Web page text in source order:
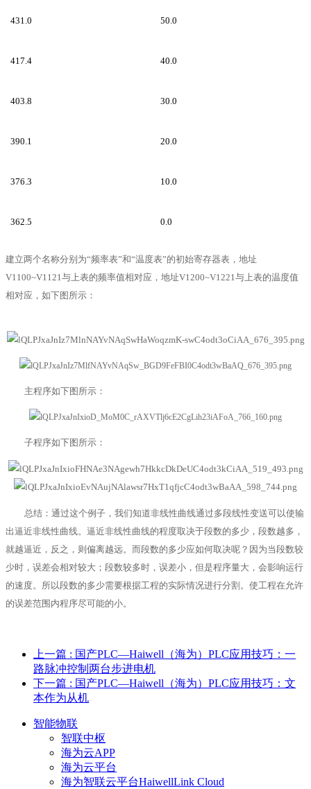
431.0 50.0
417.4 40.0
403.8 30.0
390.1 20.0
376.3 10.0
362.5 0.0
建立两个名称分别为“频率表”和“温度表”的初始寄存器表，地址
V1100~V1121与上表的频率值相对应，地址V1200~V1221与上表的温度值
相对应，如下图所示：
主程序如下图所示：
子程序如下图所示：
总结：通过这个例子，我们知道非线性曲线通过多段线性变送可以使输
出逼近非线性曲线。逼近非线性曲线的程度取决于段数的多少，段数越多，
就越逼近，反之，则偏离越远。而段数的多少应如何取决呢？因为当段数较
少时，误差会相对较大；段数较多时，误差小，但是程序量大，会影响运行
的速度。所以段数的多少需要根据工程的实际情况进行分割。使工程在允许
的误差范围内程序尽可能的小。
上一篇 : 国产PLC—Haiwell（海为）PLC应用技巧：一
路脉冲控制两台步进电机
下一篇 : 国产PLC—Haiwell（海为）PLC应用技巧：文
本作为从机
智能物联
智联中枢
海为云APP
海为云平台
海为智联云平台HaiwellLink Cloud